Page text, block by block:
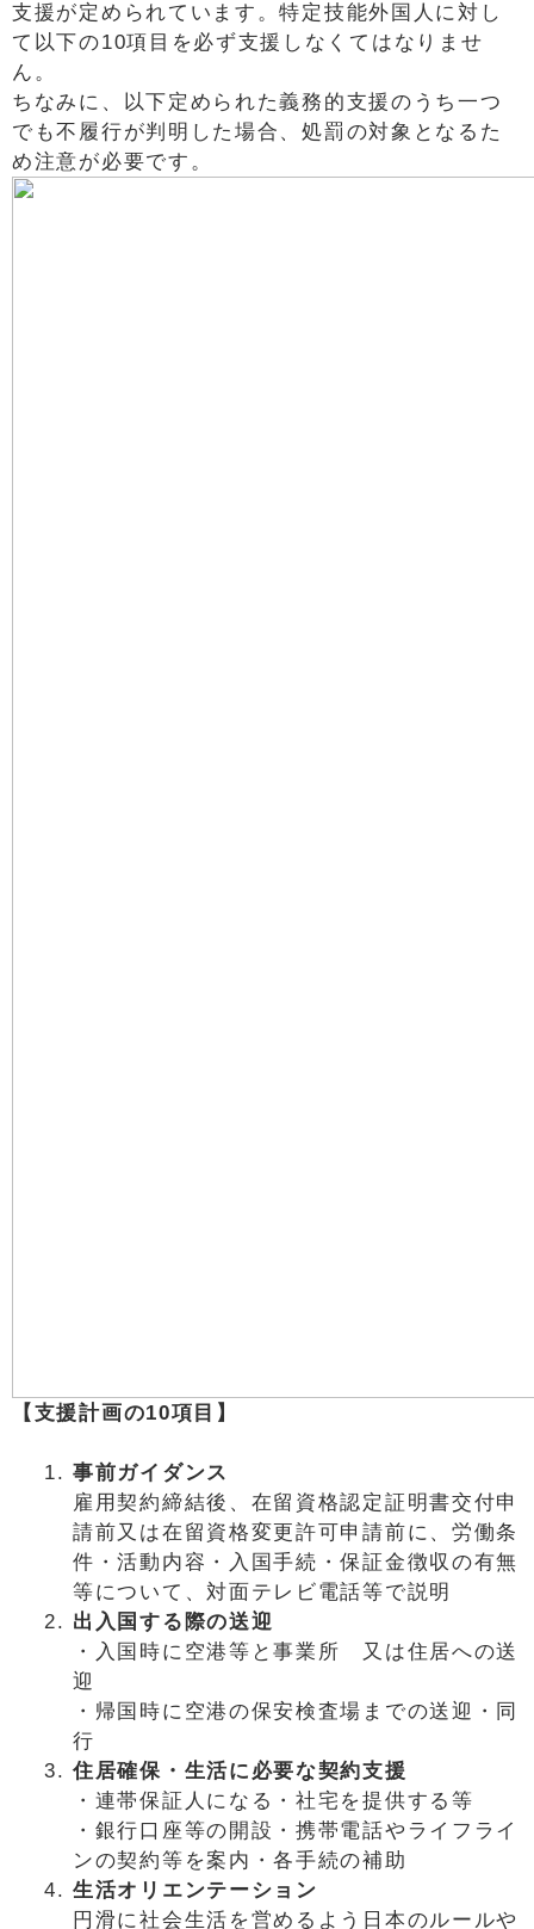
支援が定められています。特定技能外国人に対し
て以下の10項目を必ず支援しなくてはなりませ
ん。
ちなみに、以下定められた義務的支援のうち一つ
でも不履行が判明した場合、処罰の対象となるた
め注意が必要です。
【支援計画の10項目】
事前ガイダンス
雇用契約締結後、在留資格認定証明書交付申
請前又は在留資格変更許可申請前に、労働条
件・活動内容・入国手続・保証金徴収の有無
等について、対面テレビ電話等で説明
出入国する際の送迎
・入国時に空港等と事業所 又は住居への送
迎
・帰国時に空港の保安検査場までの送迎・同
行
住居確保・生活に必要な契約支援
・連帯保証人になる・社宅を提供する等
・銀行口座等の開設・携帯電話やライフライ
ンの契約等を案内・各手続の補助
生活オリエンテーション
円滑に社会生活を営めるよう日本のルールや